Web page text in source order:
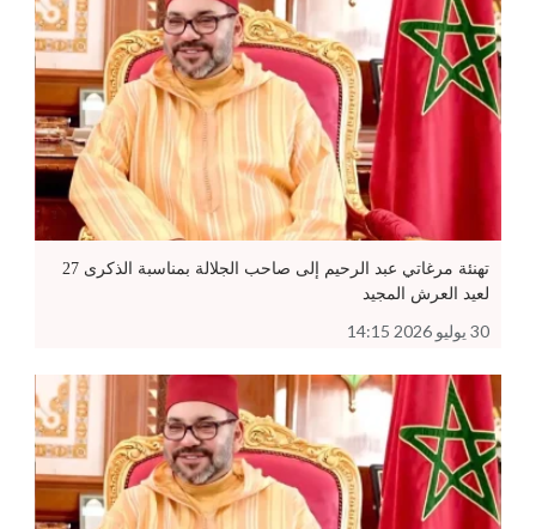
تهنئة مرغاتي عبد الرحيم إلى صاحب الجلالة بمناسبة الذكرى 27
لعيد العرش المجيد
30 يوليو 2026 14:15